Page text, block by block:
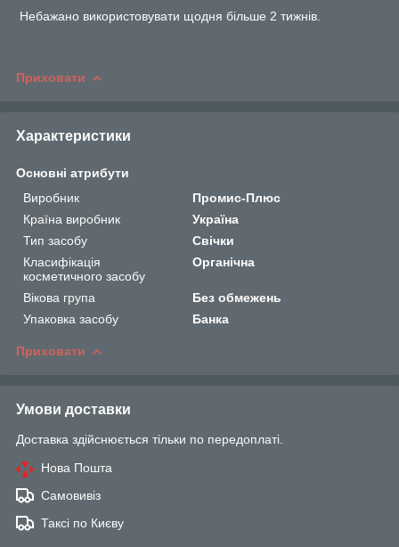
Небажано використовувати щодня більше 2 тижнів.
Приховати
Характеристики
Основні атрибути
Виробник
Промис-Плюс
Країна виробник
Україна
Тип засобу
Свічки
Класифікація
косметичного засобу
Органічна
Вікова група
Без обмежень
Упаковка засобу
Банка
Приховати
Умови доставки
Доставка здійснюється тільки по передоплаті.
Нова Пошта
Самовивіз
Таксі по Києву